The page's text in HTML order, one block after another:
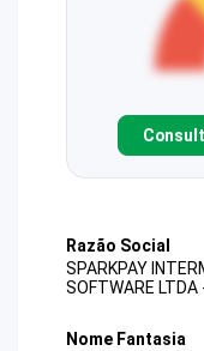
Razão Social
SPARKPAY
SOFTWARE LTDA
Nome Fantasia